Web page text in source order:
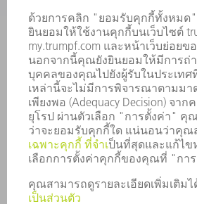
รายงานประจำปี
หลักการดำเนินธุรกิจของบริษัท
การปฏิบัติตามมาตรฐาน
ระบบแจ้งเบาะแส
การรักษาความปลอดภัย
ข่าวประชาสัมพันธ์
แม็กกาซีน
ความยั่งยืน
สิ่งแวดล้อมและการปรับอากาศ
สังคมและบริษัท
การบริหารบริษัท